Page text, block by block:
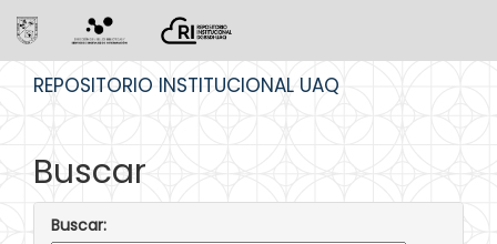
REPOSITORIO INSTITUCIONAL UAQ
Buscar
Buscar: